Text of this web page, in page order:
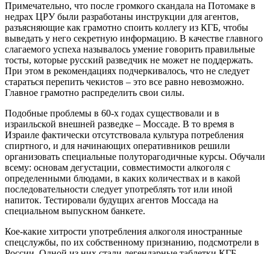
Примечательно, что после громкого скандала на Потомаке в
недрах ЦРУ были разработаны инструкции для агентов,
разъясняющие как грамотно споить коллегу из КГБ, чтобы
выведать у него секретную информацию. В качестве главного
слагаемого успеха называлось умение говорить правильные
тосты, которые русский разведчик не может не поддержать.
При этом в рекомендациях подчеркивалось, что не следует
стараться перепить чекистов – это все равно невозможно.
Главное грамотно распределить свои силы.
Подобные проблемы в 60-х годах существовали и в
израильской внешней разведке – Моссаде. В то время в
Израиле фактически отсутствовала культура потребления
спиртного, и для начинающих оперативников решили
организовать специальные полуторагодичные курсы. Обучали
всему: основам дегустации, совместимости алкоголя с
определенными блюдами, в каких количествах и в какой
последовательности следует употреблять тот или иной
напиток. Тестировали будущих агентов Моссада на
специальном выпускном банкете.
Кое-какие хитрости употребления алкоголя иностранные
спецслужбы, по их собственному признанию, подсмотрели в